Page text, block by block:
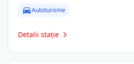
Autoturisme
Detalii stație